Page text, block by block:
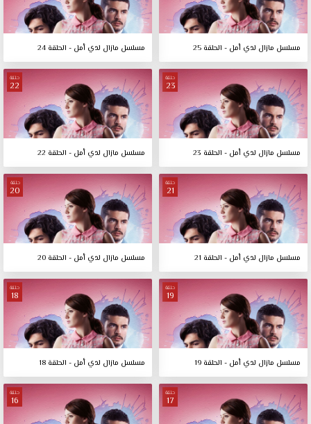
مسلسل مازال لدي أمل - الحلقة 25 مسلسل مازال لدي أمل - الحلقة 24
حلقة
23
مسلسل مازال لدي أمل - الحلقة 23
حلقة
22
مسلسل مازال لدي أمل - الحلقة 22
حلقة
21
مسلسل مازال لدي أمل - الحلقة 21
حلقة
20
مسلسل مازال لدي أمل - الحلقة 20
حلقة
19
مسلسل مازال لدي أمل - الحلقة 19
حلقة
18
مسلسل مازال لدي أمل - الحلقة 18
حلقة
17
حلقة
16